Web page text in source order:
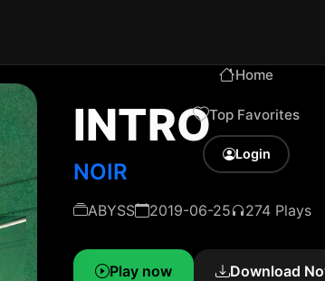
Home
Top Favorites
Login
INTRO
NOIR
ABYSS 2019-06-25 274 Plays
Play now Download